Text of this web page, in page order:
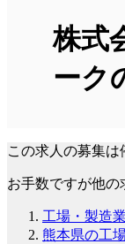
株式
ーク
この求人の募集は
お手数ですが他の
工場・製造
熊本県の工